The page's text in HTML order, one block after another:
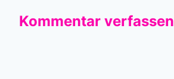
Kommentar verfassen